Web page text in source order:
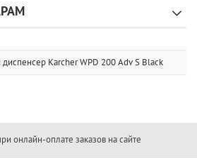
Karcher WPD 200 Adv S Black
онлайн-оплате заказов на сайте